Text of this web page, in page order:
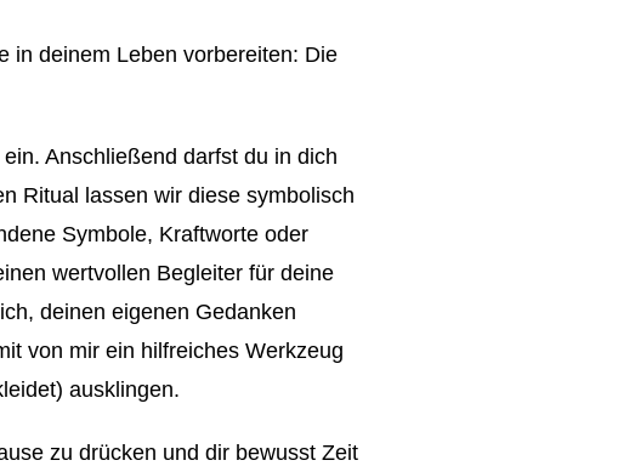
in deinem Leben vorbereiten: Die
Anschließend darfst du in dich
Ritual lassen wir diese symbolisch
Symbole, Kraftworte oder
wertvollen Begleiter für deine
deinen eigenen Gedanken
von mir ein hilfreiches Werkzeug
ausklingen.
zu drücken und dir bewusst Zeit